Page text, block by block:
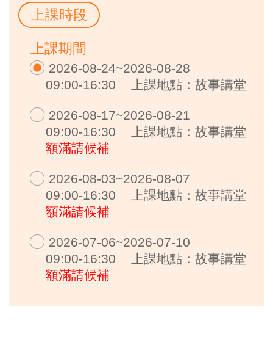
上課時段
上課期間
2026-08-24~2026-08-28
09:00-16:30
上課地點：故事講堂
2026-08-17~2026-08-21
09:00-16:30
上課地點：故事講堂
額滿請候補
2026-08-03~2026-08-07
09:00-16:30
上課地點：故事講堂
額滿請候補
2026-07-06~2026-07-10
09:00-16:30
上課地點：故事講堂
額滿請候補